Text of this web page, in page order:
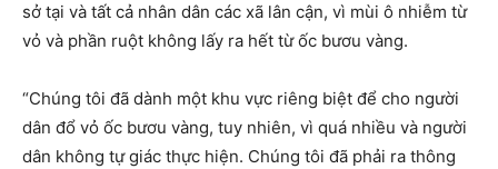
sở tại và tất cả nhân dân các xã lân cận, vì mùi ô nhiễm từ
vỏ và phần ruột không lấy ra hết từ ốc bươu vàng.
“Chúng tôi đã dành một khu vực riêng biệt để cho người
dân đổ vỏ ốc bươu vàng, tuy nhiên, vì quá nhiều và người
dân không tự giác thực hiện. Chúng tôi đã phải ra thông